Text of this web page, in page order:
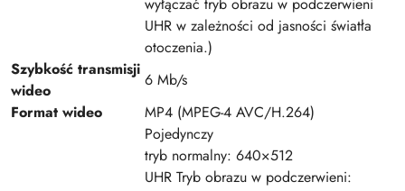
UHR w zależności od jasności światła
otoczenia.)
Szybkość transmisji
wideo
6 Mb/s
Format wideo
MP4 (MPEG-4 AVC/H.264)
Pojedynczy
tryb normalny: 640×512
UHR Tryb obrazu w podczerwieni: